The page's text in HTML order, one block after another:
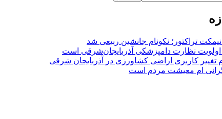
نیمکت تراکتور؛ نکونام جانشین ربیعی شد
اولویت نظارت دامپزشکی آذربایجان‌شرقی است
تغییر کاربری اراضی کشاورزی در آذربایجان شرقی
ام معیشت مردم است